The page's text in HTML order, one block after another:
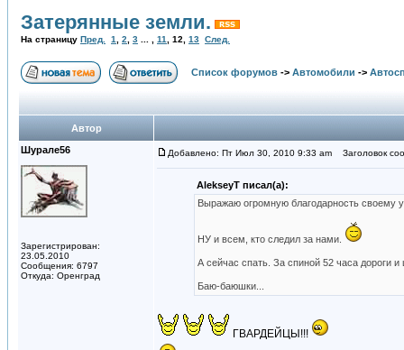
Затерянные земли.
На страницу Пред. 1 2 3 11 12 13 След.
Список форумов -> Автомобили ->
Автор
Шурале56
Зарегистрирован:
23.05.2010
Сообщения: 6797
Откуда: Оренград
Добавлено: Пт Июл 30, 2010 9:33 am Заголовок
AlekseyT писал(а):
Выражаю огромную благодарность своему
НУ и всем, кто следил за нами.
А сейчас спать. За спиной 52 часа дороги
Баю-баюшки...
ГВАРДЕЙЦЫ!!!